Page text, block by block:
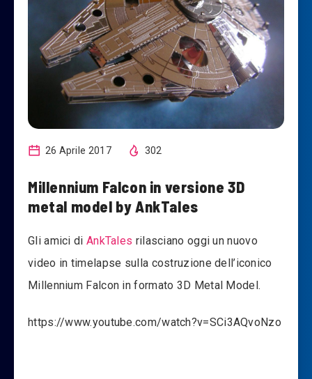
26 Aprile 2017 302
Millennium Falcon in versione 3D
metal model by AnkTales
Gli amici di AnkTales rilasciano oggi un nuovo
video in timelapse sulla costruzione dell’iconico
Millennium Falcon in formato 3D Metal Model.
https://www.youtube.com/watch?v=SCi3AQvoNzo